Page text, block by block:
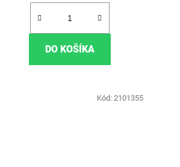
DO KOŠÍKA
Kód: 2101355